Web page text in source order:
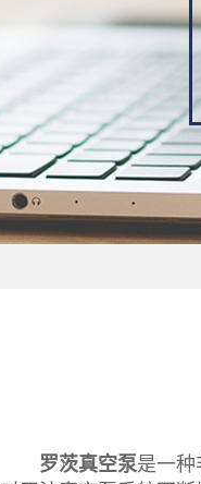
罗茨真空泵是一种